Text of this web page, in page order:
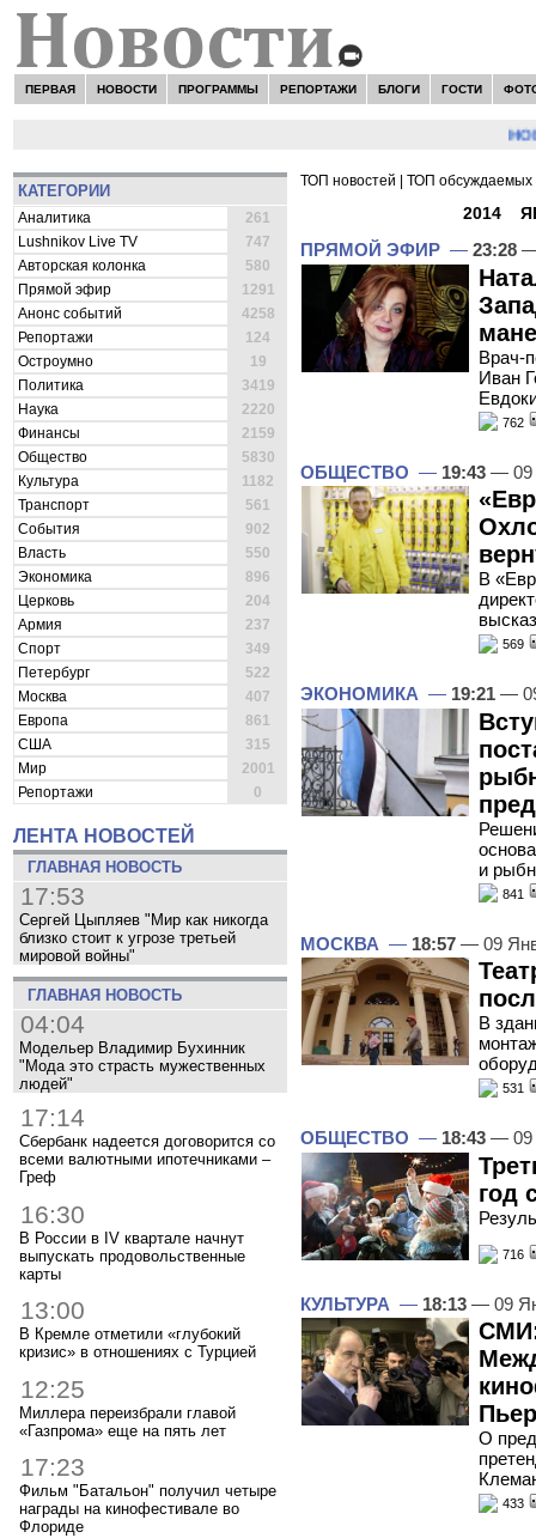
ПЕРВАЯ НОВОСТИ ПРОГРАММЫ РЕПОРТАЖИ БЛОГИ ГОСТИ
КАТЕГОРИИ
Аналитика
261
Lushnikov Live TV
747
Авторская колонка
580
Прямой эфир
1291
Анонс событий
4258
Репортажи
124
Остроумно
19
Политика
3419
Наука
2220
Финансы
2159
Общество
5830
Культура
1182
Транспорт
561
События
902
Власть
550
Экономика
896
Церковь
204
Армия
237
Спорт
349
Петербург
522
Москва
407
Европа
861
США
315
Мир
2001
Репортажи
0
ЛЕНТА НОВОСТЕЙ
ГЛАВНАЯ НОВОСТЬ
17:53
Сергей Цыпляев "Мир как никогда
близко стоит к угрозе третьей
мировой войны"
ГЛАВНАЯ НОВОСТЬ
04:04
Модельер Владимир Бухинник
"Мода это страсть мужественных
людей"
17:14
Сбербанк надеется договорится со
всеми валютными ипотечниками –
Греф
16:30
В России в IV квартале начнут
выпускать продовольственные
карты
13:00
В Кремле отметили «глубокий
кризис» в отношениях с Турцией
12:25
Миллера переизбрали главой
«Газпрома» еще на пять лет
17:23
Фильм "Батальон" получил четыре
награды на кинофестивале во
Флориде
ТОП новостей ТОП обсуждаемых
2014
ПРЯМОЙ ЭФИР — 23:28 —
Врач-
Иван
762
ОБЩЕСТВО — 19:43 — 09
В
569
ЭКОНОМИКА — 19:21 —
и
841
МОСКВА — 18:57 — 09
В
531
ОБЩЕСТВО — 18:43 — 09
год
716
КУЛЬТУРА — 18:13 — 09
О
433